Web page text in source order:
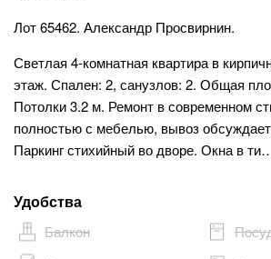
Лот 65462. Александр Просвирнин.
Светлая 4-комнатная квартира в
этаж. Спален: 2, санузлов: 2. Общая
Потолки 3.2 м. Ремонт в современном
полностью с мебелью, вывоз
Паркинг стихийный во дворе. Окна в
Удобства
Балкон